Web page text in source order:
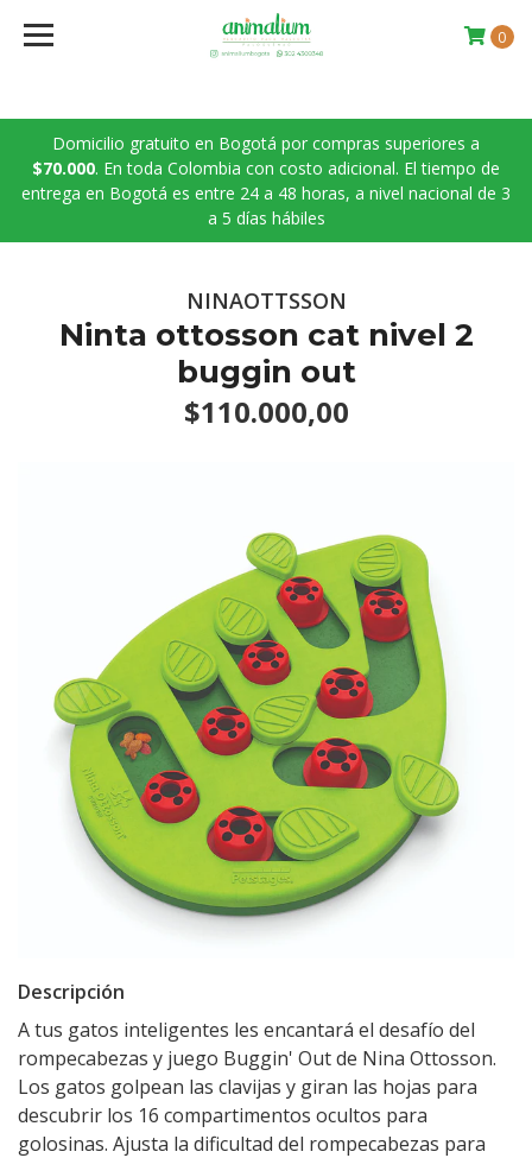
Domicilio gratuito en Bogotá por compras superiores a
$70.000. En toda Colombia con costo adicional. El tiempo de
entrega en Bogotá es entre 24 a 48 horas, a nivel nacional de 3
a 5 días hábiles
0
NINAOTTSSON
Ninta ottosson cat nivel 2
buggin out
$110.000,00
Descripción
A tus gatos inteligentes les encantará el desafío del
rompecabezas y juego Buggin' Out de Nina Ottosson.
Los gatos golpean las clavijas y giran las hojas para
descubrir los 16 compartimentos ocultos para
golosinas. Ajusta la dificultad del rompecabezas para